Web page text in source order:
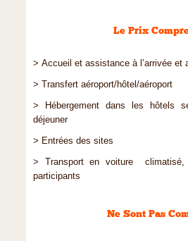
Le Prix
> Accueil et assistance à l’arrivée et
> Transfert aéroport/hôtel/aéroport
> Hébergement dans les hôtels
déjeuner
> Entrées des sites
> Transport en voiture climatisé,
participants
Ne Sont Pas